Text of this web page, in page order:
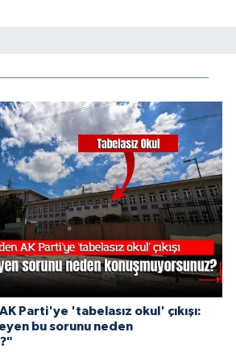
Parti'ye 'tabelasız okul' çıkışı:
bu sorunu neden